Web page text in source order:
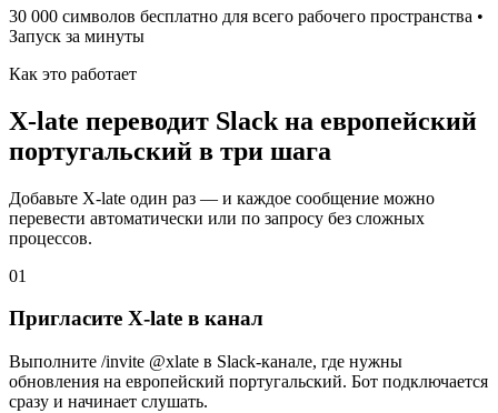
30 000 символов бесплатно для всего рабочего пространства •
Запуск за минуты
Как это работает
X-late переводит Slack на европейский
португальский в три шага
Добавьте X-late один раз — и каждое сообщение можно
перевести автоматически или по запросу без сложных
процессов.
01
Пригласите X-late в канал
Выполните /invite @xlate в Slack-канале, где нужны
обновления на европейский португальский. Бот подключается
сразу и начинает слушать.